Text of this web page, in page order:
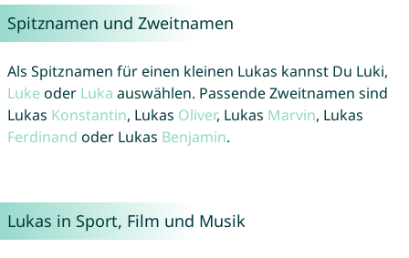
Spitznamen und Zweitnamen
Als Spitznamen für einen kleinen Lukas kannst Du Luki,
Luke oder Luka auswählen. Passende Zweitnamen sind
Lukas Konstantin, Lukas Oliver, Lukas Marvin, Lukas
Ferdinand oder Lukas Benjamin.
Lukas in Sport, Film und Musik